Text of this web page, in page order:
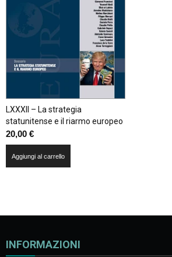
LXXXII – La strategia
statunitense e il riarmo europeo
20,00 €
Aggiungi al carrello
INFORMAZIONI